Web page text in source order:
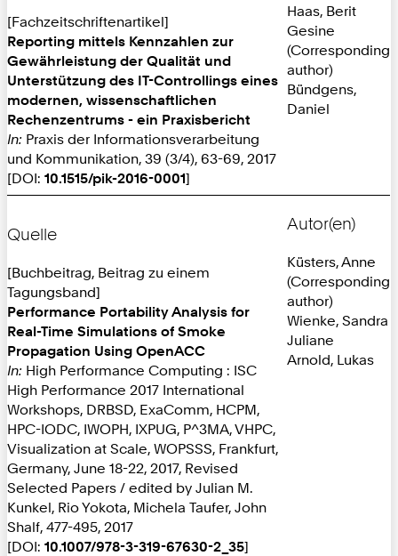
[Fachzeitschriftenartikel]
Reporting mittels Kennzahlen zur
Gewährleistung der Qualität und
Unterstützung des IT-Controllings eines
modernen, wissenschaftlichen
Rechenzentrums - ein Praxisbericht
In: Praxis der Informationsverarbeitung
und Kommunikation, 39 (3/4), 63-69, 2017
[DOI: 10.1515/pik-2016-0001]
Haas, Berit
Gesine
(Corresponding
author)
Bündgens,
Daniel
Quelle
[Buchbeitrag, Beitrag zu einem
Tagungsband]
Performance Portability Analysis for
Real-Time Simulations of Smoke
Propagation Using OpenACC
In: High Performance Computing : ISC
High Performance 2017 International
Workshops, DRBSD, ExaComm, HCPM,
HPC-IODC, IWOPH, IXPUG, P^3MA, VHPC,
Visualization at Scale, WOPSSS, Frankfurt,
Germany, June 18-22, 2017, Revised
Selected Papers / edited by Julian M.
Kunkel, Rio Yokota, Michela Taufer, John
Shalf, 477-495, 2017
[DOI: 10.1007/978-3-319-67630-2_35]
Autor(en)
Küsters, Anne
(Corresponding
author)
Wienke, Sandra
Juliane
Arnold, Lukas